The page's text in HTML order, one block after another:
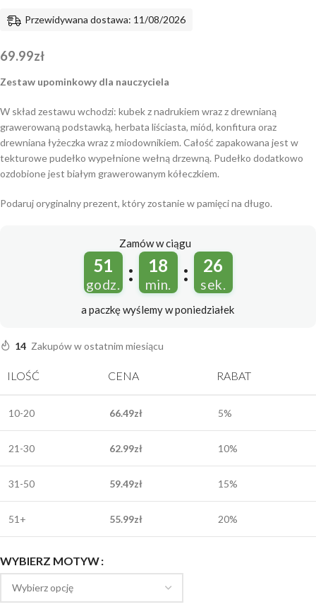
Przewidywana dostawa: 11/08/2026
69.99zł
Zestaw upominkowy dla nauczyciela
W skład zestawu wchodzi: kubek z nadrukiem wraz z drewnianą
grawerowaną podstawką, herbata liściasta, miód, konfitura oraz
drewniana łyżeczka wraz z miodownikiem. Całość zapakowana jest w
tekturowe pudełko wypełnione wełną drzewną. Pudełko dodatkowo
ozdobione jest białym grawerowanym kółeczkiem.
Podaruj oryginalny prezent, który zostanie w pamięci na długo.
Zamów w ciągu
51
godz. : 18
min. : 26
sek.
a paczkę wyślemyw poniedziałek
14 Zakupów w ostatnim miesiącu
ILOŚĆ CENA RABAT
10-20 66.49zł 5%
21-30 62.99zł 10%
31-50 59.49zł 15%
51+ 55.99zł 20%
WYBIERZ MOTYW